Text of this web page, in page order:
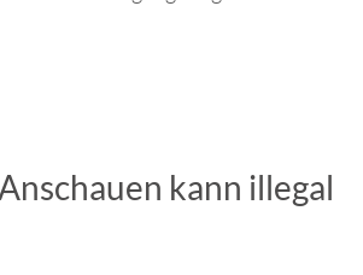
kann illegal